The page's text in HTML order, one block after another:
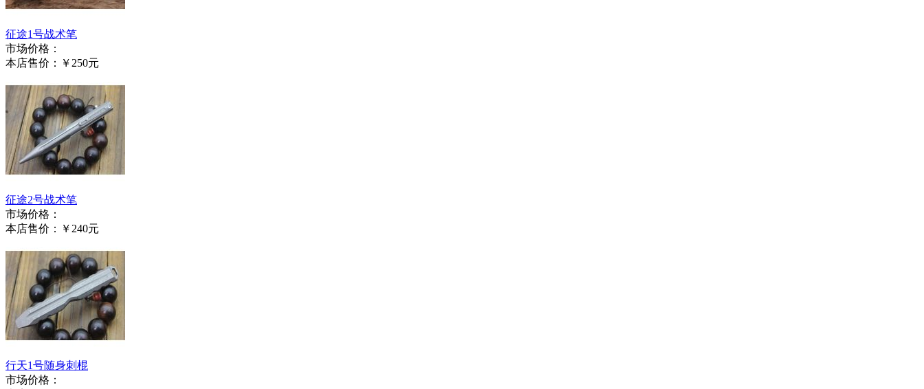
征途1号战术笔
市场价格：
本店售价：
￥250元
征途2号战术笔
市场价格：
本店售价：
￥240元
行天1号随身刺棍
市场价格：